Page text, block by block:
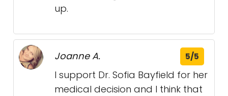
up.
Joanne A. 5/5
I support Dr. Sofia Bayfield for her
medical decision and I think that